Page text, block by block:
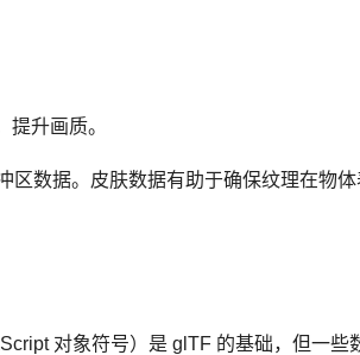
升画质。
数据。皮肤数据有助于确保纹理在物
对象符号）是 glTF 的基础，但一